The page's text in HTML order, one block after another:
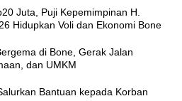
Juta, Puji Kepemimpinan H.
Hidupkan Voli dan Ekonomi Bone
di Bone, Gerak Jalan
dan UMKM
Bantuan kepada Korban